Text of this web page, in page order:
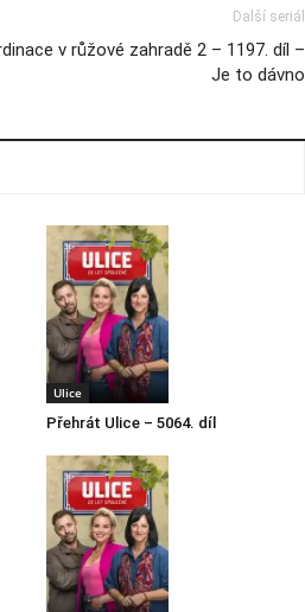
Další seriál
v růžové zahradě 2 – 1197. díl –
Je to dávno
Ulice
Přehrát Ulice – 5064. díl